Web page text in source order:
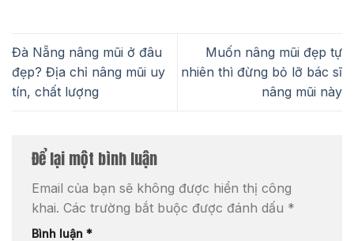
Đà Nẵng nâng mũi ở đâu
đẹp? Địa chỉ nâng mũi uy
tín, chất lượng
Muốn nâng mũi đẹp tự
nhiên thì đừng bỏ lỡ bác sĩ
nâng mũi này
Để lại một bình luận
Email của bạn sẽ không được hiển thị công
khai. Các trường bắt buộc được đánh dấu *
Bình luận *